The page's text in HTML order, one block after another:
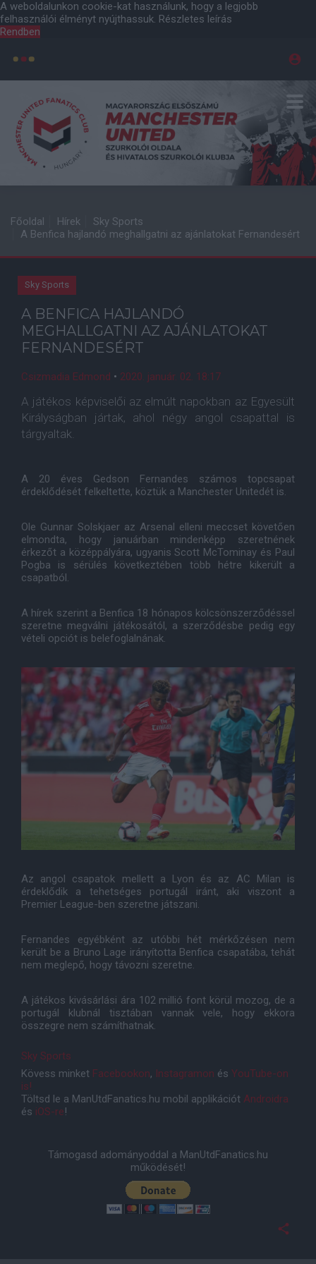
A weboldalunkon cookie-kat használunk, hogy a legjobb
felhasználói élményt nyújthassuk. Részletes leírás
Rendben
Főoldal Hírek
Sky Sports
A Benfica hajlandó meghallgatni az ajánlatokat Fernandesért
Sky Sports
A BENFICA HAJLANDÓ
MEGHALLGATNI AZ AJÁNLATOKAT
FERNANDESÉRT
Csizmadia Edmond • 2020. január. 02. 18:17
A játékos képviselői az elmúlt napokban az Egyesült
Királyságban jártak, ahol négy angol csapattal is
tárgyaltak.
A 20 éves Gedson Fernandes számos topcsapat
érdeklődését felkeltette, köztük a Manchester Unitedét is.
Ole Gunnar Solskjaer az Arsenal elleni meccset követően
elmondta, hogy januárban mindenképp szeretnének
érkezőt a középpályára, ugyanis Scott McTominay és Paul
Pogba is sérülés következtében több hétre kikerült a
csapatból.
A hírek szerint a Benfica 18 hónapos kölcsönszerződéssel
szeretne megválni játékosától, a szerződésbe pedig egy
vételi opciót is belefoglalnának.
Az angol csapatok mellett a Lyon és az AC Milan is
érdeklődik a tehetséges portugál iránt, aki viszont a
Premier League-ben szeretne játszani.
Fernandes egyébként az utóbbi hét mérkőzésen nem
került be a Bruno Lage irányította Benfica csapatába, tehát
nem meglepő, hogy távozni szeretne.
A játékos kivásárlási ára 102 millió font körül mozog, de a
portugál klubnál tisztában vannak vele, hogy ekkora
összegre nem számíthatnak.
Sky Sports
Kövess minket Facebookon, Instagramon és YouTube-on
is!
Töltsd le a ManUtdFanatics.hu mobil applikációt Androidra
és iOS-re!
Támogasd adományoddal a ManUtdFanatics.hu
működését!